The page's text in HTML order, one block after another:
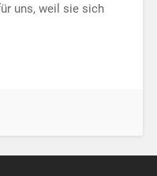
uns, weil sie sich